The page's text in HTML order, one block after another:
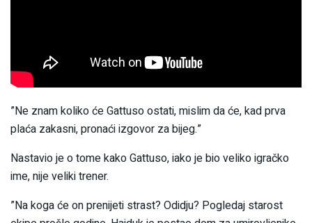
”Ne znam koliko će Gattuso ostati, mislim da će, kad prva
plaća zakasni, pronaći izgovor za bijeg.”
Nastavio je o tome kako Gattuso, iako je bio veliko igračko
ime, nije veliki trener.
”Na koga će on prenijeti strast? Odidju? Pogledaj starost